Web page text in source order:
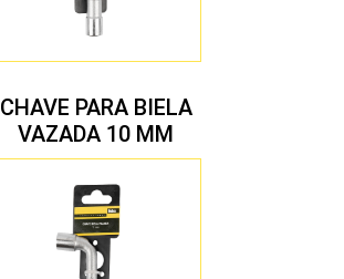
CHAVE PARA BIELA
VAZADA 10 MM